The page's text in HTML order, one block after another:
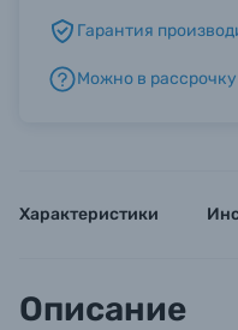
Б/У фототехника
Гарантия
Можно в
Характеристики
Описание